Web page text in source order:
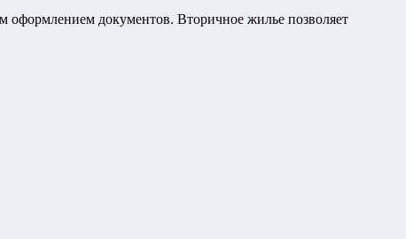
оформлением документов. Вторичное жилье позволяет